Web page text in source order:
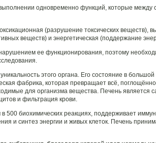
одновременно функций, которые между
(разрушение токсических веществ),
веществ) и энергетическая (поддержание
ее функционирования, поэтому
этого органа. Его состояние в
фабрика, которая превращает всё,
для организма вещества. Печень является
и фильтрация крови.
500 биохимических реакциях, поддерживает
и синтез энергии и живых клеток. Печень